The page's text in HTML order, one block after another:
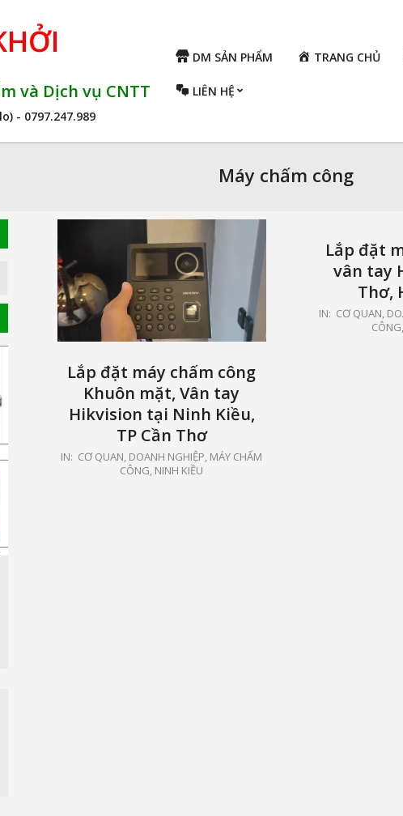
và Dịch vụ CNTT
- 0797.247.989
DM SẢN PHẨM TRANG CHỦ
LIÊN HỆ
Máy chấm công
Lắp đặt máy chấm công
Khuôn mặt, Vân tay
Hikvision tại Ninh Kiều,
TP Cần Thơ
2026-
IN: CƠ QUAN, DOANH NGHIỆP, MÁY CHẤM
CÔNG, NINH KIỀU
Lắp đặt
vân tay
Thơ,
2024-
IN: CƠ QUAN,
CÔNG